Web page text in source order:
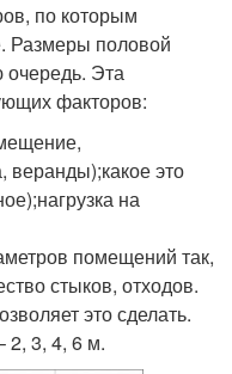
по которым
Размеры половой
Эта
факторов:
веранды);какое это
на
помещений так,
стыков, отходов.
это сделать.
3, 4, 6 м.